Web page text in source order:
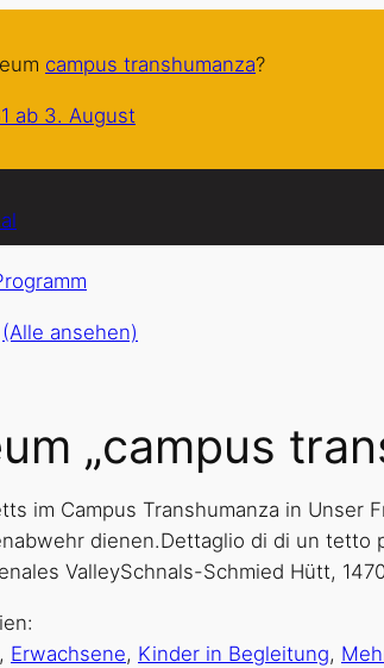
campus transhumanza?
ab 3. August
(Alle ansehen)
„campus
, Erwachsene, Kinder in Begleitung,